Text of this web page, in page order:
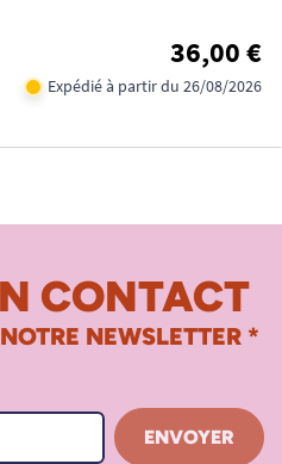
36,00 €
Expédié à partir du 26/08/2026
CONTACT
NEWSLETTER *